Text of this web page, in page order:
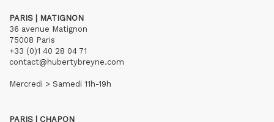
PARIS | MATIGNON
36 avenue Matignon
75008 Paris
+33 (0)1 40 28 04 71
contact@hubertybreyne.com
Mercredi > Samedi 11h-19h
PARIS | CHAPON